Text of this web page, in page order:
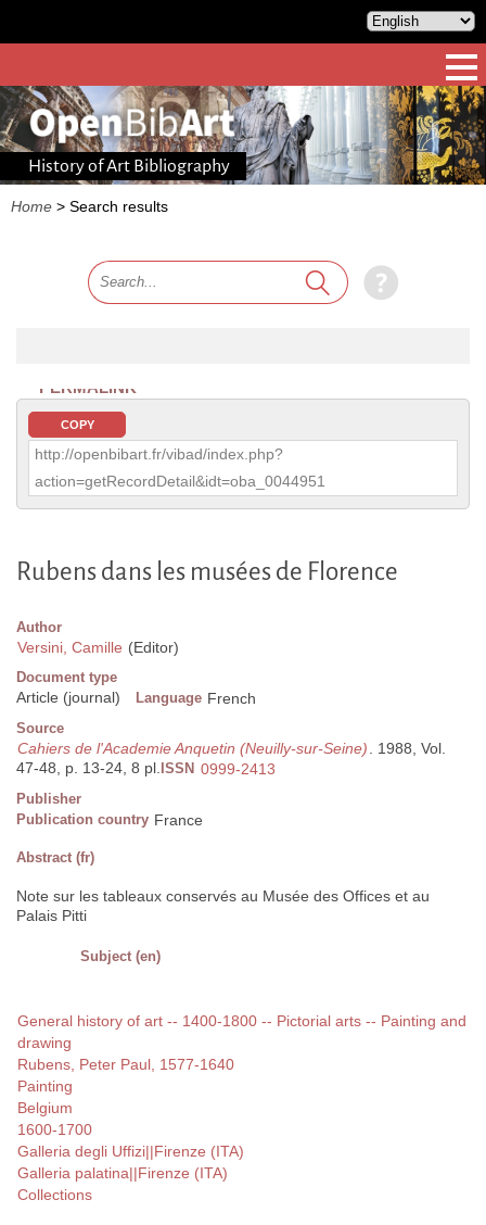
History of Art Bibliography
Home > Search results
PERMALINK
COPY
http://openbibart.fr/vibad/index.php?
action=getRecordDetail&idt=oba_0044951
Rubens dans les musées de Florence
Author
Versini, Camille (Editor)
Document type
Article (journal) Language French
Source
Cahiers de l'Academie Anquetin (Neuilly-sur-Seine). 1988, Vol.
47-48, p. 13-24, 8 pl. ISSN 0999-2413
Publisher
Publication country France
Abstract (fr)
Note sur les tableaux conservés au Musée des Offices et au
Palais Pitti
Subject (en)
General history of art -- 1400-1800 -- Pictorial arts -- Painting and
drawing
Rubens, Peter Paul, 1577-1640
Painting
Belgium
1600-1700
Galleria degli Uffizi||Firenze (ITA)
Galleria palatina||Firenze (ITA)
Collections